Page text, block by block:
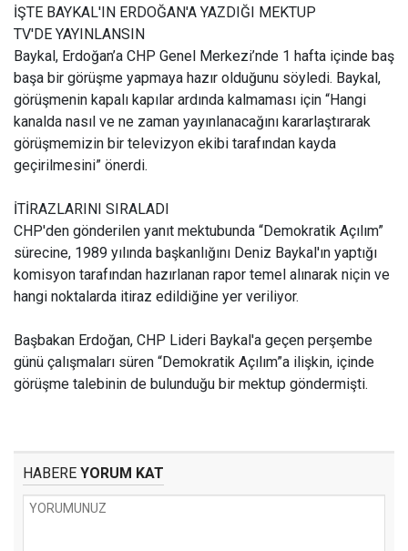
İŞTE BAYKAL'IN ERDOĞAN'A YAZDIĞI MEKTUP
TV'DE YAYINLANSIN
Baykal, Erdoğan’a CHP Genel Merkezi’nde 1 hafta içinde baş
başa bir görüşme yapmaya hazır olduğunu söyledi. Baykal,
görüşmenin kapalı kapılar ardında kalmaması için “Hangi
kanalda nasıl ve ne zaman yayınlanacağını kararlaştırarak
görüşmemizin bir televizyon ekibi tarafından kayda
geçirilmesini” önerdi.
İTİRAZLARINI SIRALADI
CHP'den gönderilen yanıt mektubunda “Demokratik Açılım”
sürecine, 1989 yılında başkanlığını Deniz Baykal'ın yaptığı
komisyon tarafından hazırlanan rapor temel alınarak niçin ve
hangi noktalarda itiraz edildiğine yer veriliyor.
Başbakan Erdoğan, CHP Lideri Baykal'a geçen perşembe
günü çalışmaları süren “Demokratik Açılım”a ilişkin, içinde
görüşme talebinin de bulunduğu bir mektup göndermişti.
HABERE YORUM KAT